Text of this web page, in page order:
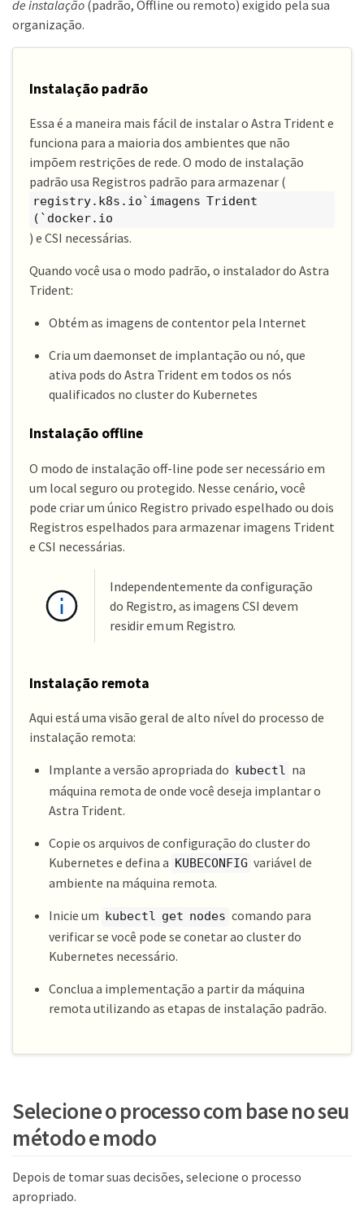
de instalação (padrão, Offline ou remoto) exigido pela sua
organização.
Instalação padrão
Essa é a maneira mais fácil de instalar o Astra Trident e
funciona para a maioria dos ambientes que não
impõem restrições de rede. O modo de instalação
padrão usa Registros padrão para armazenar (
registry.k8s.io`imagens Trident
(`docker.io
) e CSI necessárias.
Quando você usa o modo padrão, o instalador do Astra
Trident:
Obtém as imagens de contentor pela Internet
Cria um daemonset de implantação ou nó, que
ativa pods do Astra Trident em todos os nós
qualificados no cluster do Kubernetes
Instalação offline
O modo de instalação off-line pode ser necessário em
um local seguro ou protegido. Nesse cenário, você
pode criar um único Registro privado espelhado ou dois
Registros espelhados para armazenar imagens Trident
e CSI necessárias.
Independentemente da configuração
do Registro, as imagens CSI devem
residir em um Registro.
Instalação remota
Aqui está uma visão geral de alto nível do processo de
instalação remota:
Implante a versão apropriada do kubectl na
máquina remota de onde você deseja implantar o
Astra Trident.
Copie os arquivos de configuração do cluster do
Kubernetes e defina a KUBECONFIG variável de
ambiente na máquina remota.
Inicie um kubectl get nodes comando para
verificar se você pode se conetar ao cluster do
Kubernetes necessário.
Conclua a implementação a partir da máquina
remota utilizando as etapas de instalação padrão.
Selecione o processo com base no seu
método e modo
Depois de tomar suas decisões, selecione o processo
apropriado.